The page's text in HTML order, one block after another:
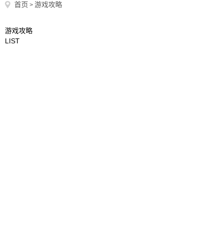
首页 > 游戏攻略
游戏攻略
LIST